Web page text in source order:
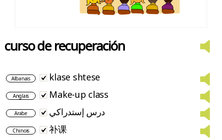
curso de recuperación
Albanais klase shtese
Anglais Make-up class
Arabe درس إستدراكي
Chinois 补课